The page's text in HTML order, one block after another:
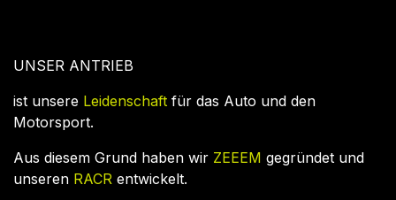
UNSER ANTRIEB
ist unsere Leidenschaft für das Auto und den
Motorsport.
Aus diesem Grund haben wir ZEEEM gegründet und
unseren RACR entwickelt.